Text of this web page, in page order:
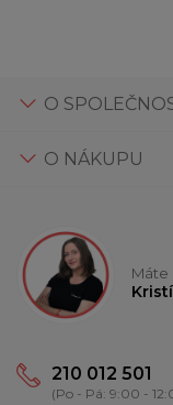
O
O NÁKUPU
Máte
210 012 501
(Po - Pá: 9:00 -